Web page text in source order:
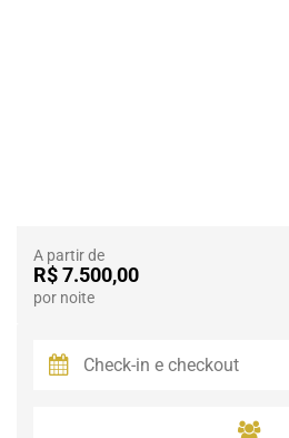
A partir de
R$ 7.500,00
por noite